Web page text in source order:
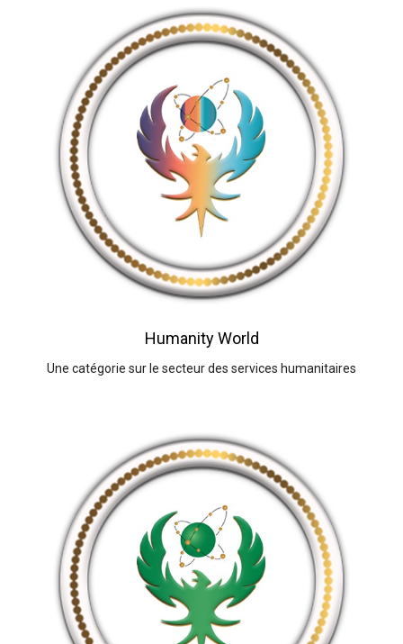
Humanity World
Une catégorie sur le secteur des services humanitaires